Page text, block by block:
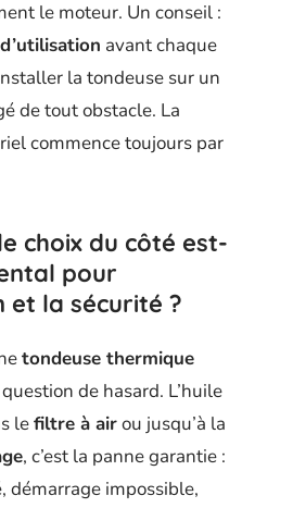
le moteur. Un conseil :
avant chaque
la tondeuse sur un
de tout obstacle. La
commence toujours par
choix du côté est-
pour
et la sécurité ?
tondeuse thermique
de hasard. L’huile
lefiltre à airou jusqu’à la
, c’est la panne garantie :
démarrage impossible,